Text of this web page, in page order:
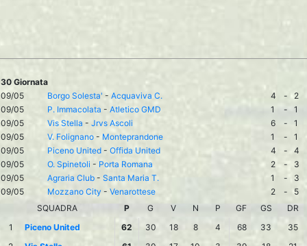
30 Giornata
09/05
Borgo Solesta' - Acquaviva C. 4 -
2
09/05
P. Immacolata - Atletico GMD 1 -
1
09/05
Vis Stella - Jrvs Ascoli 6 -
1
09/05
V. Folignano - Monteprandone 1 -
1
09/05
Piceno United - Offida United 4 -
4
09/05
O. Spinetoli - Porta Romana 2 -
3
09/05
Agraria Club - Santa Maria T. 1 -
3
09/05
Mozzano City - Venarottese 2 -
5
SQUADRA
P G V N P GF GS
DR
1
Piceno United 62 30 18 8 4 68 33
35